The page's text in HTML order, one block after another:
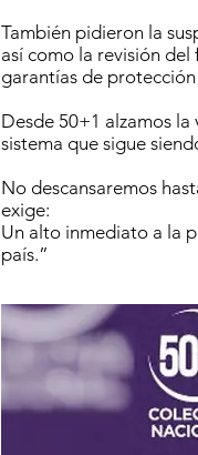
También pidieron la
así como la revisión
garantías de
Desde 50+1 alzamos
sistema que sigue
No descansaremos
exige:
Un alto inmediato a la
país.”